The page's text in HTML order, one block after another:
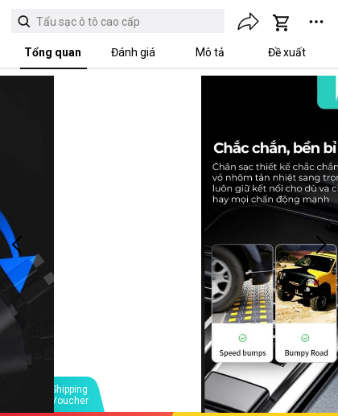
Tẩu sạc ô tô cao cấp
Tổng quan Đánh giá Mô tả Đề xuất
Shipping
Voucher